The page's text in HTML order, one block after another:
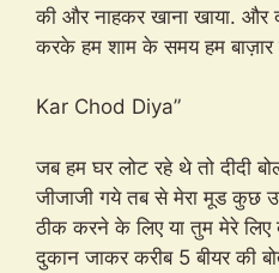
की और नाहकर खाना खाया. और
करके हम शाम के समय हम
“Beti Ko
Kar Chod Diya”
जब हम घर लोट रहे थे तो दीदी
जीजाजी गये तब से मेरा मूड
ठीक करने के लिए या तुम मेरे लिए
दुकान जाकर करीब 5 बीयर की